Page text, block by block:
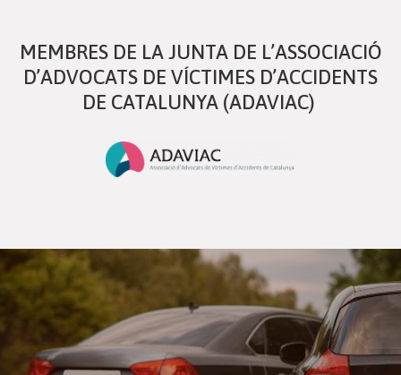
MEMBRES DE LA JUNTA DE L’ASSOCIACIÓ
D’ADVOCATS DE VÍCTIMES D’ACCIDENTS
DE CATALUNYA (ADAVIAC)